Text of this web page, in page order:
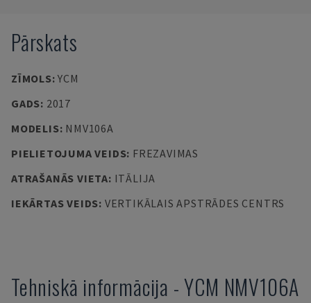
Pārskats
ZĪMOLS:YCM
GADS: 2017
MODELIS: NMV106A
PIELIETOJUMA VEIDS: FREZAVIMAS
ATRAŠANĀS VIETA: ITĀLIJA
IEKĀRTAS VEIDS: VERTIKĀLAIS APSTRĀDES CENTRS
Tehniskā informācija -YCM NMV106A